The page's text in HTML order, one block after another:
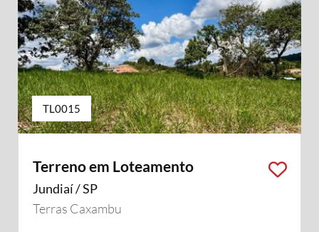
TL0015
Terreno em Loteamento
Jundiaí / SP
Terras Caxambu